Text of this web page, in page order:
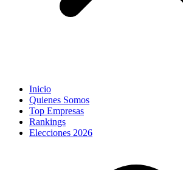
Inicio
Quienes Somos
Top Empresas
Rankings
Elecciones 2026